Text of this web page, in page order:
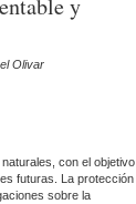
y
Olivar
con el objetivo
futuras. La protección
sobre la